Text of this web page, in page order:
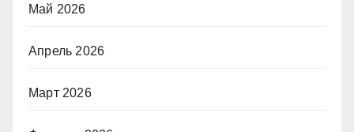
Май 2026
Апрель 2026
Март 2026